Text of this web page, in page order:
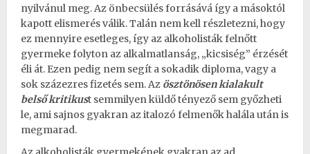
nyilvánul meg. Az önbecsülés forrásává így a másoktól
kapott elismerés válik. Talán nem kell részletezni, hogy
ez mennyire esetleges, így az alkoholisták felnőtt
gyermeke folyton az alkalmatlanság, „kicsiség” érzését
éli át. Ezen pedig nem segít a sokadik diploma, vagy a
sok százezres fizetés sem. Az ösztönösen kialakult
belső kritikust semmilyen küldő tényező sem győzheti
le, ami sajnos gyakran az italozó felmenők halála után is
megmarad.